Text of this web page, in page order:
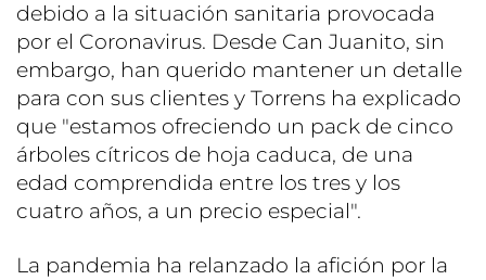
debido a la situación sanitaria provocada
por el Coronavirus. Desde Can Juanito, sin
embargo, han querido mantener un detalle
para con sus clientes y Torrens ha explicado
que "estamos ofreciendo un pack de cinco
árboles cítricos de hoja caduca, de una
edad comprendida entre los tres y los
cuatro años, a un precio especial".
La pandemia ha relanzado la afición por la